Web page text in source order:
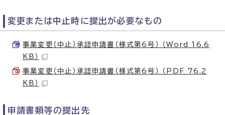
変更または中止時に提出が必要なもの
事業変更（中止）承認申請書（様式第6号） （Word 16.6
KB）
事業変更（中止）承認申請書（様式第6号） （PDF 76.2
KB）
申請書類等の提出先